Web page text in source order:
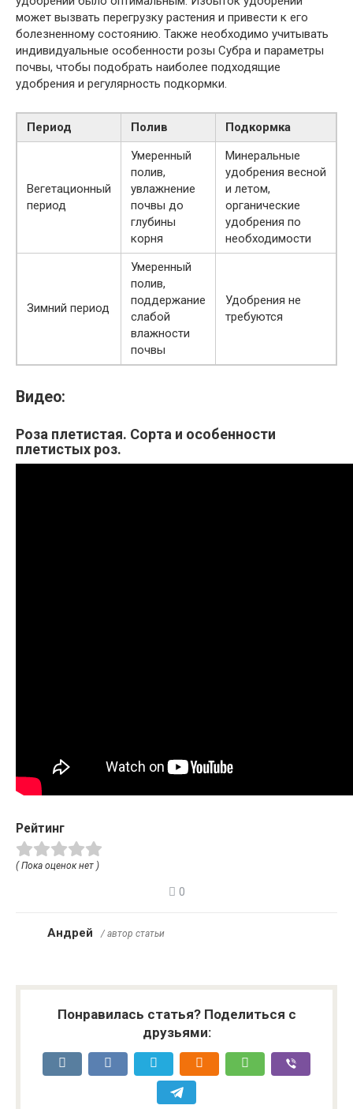
может вызвать перегрузку растения и привести к его
болезненному состоянию. Также необходимо учитывать
индивидуальные особенности розы Субра и параметры
почвы, чтобы подобрать наиболее подходящие
удобрения и регулярность подкормки.
Период Полив Подкормка
Вегетационный
период
Умеренный
полив,
увлажнение
почвы до
глубины
корня
Минеральные
удобрения весной
и летом,
органические
удобрения по
необходимости
Зимний период
Умеренный
полив,
поддержание
слабой
влажности
почвы
Удобрения не
требуются
Видео:
Роза плетистая. Сорта и особенности
плетистых роз.
Рейтинг
( Пока оценок нет )
0
Андрей / автор статьи
Понравилась статья? Поделиться с
друзьями: